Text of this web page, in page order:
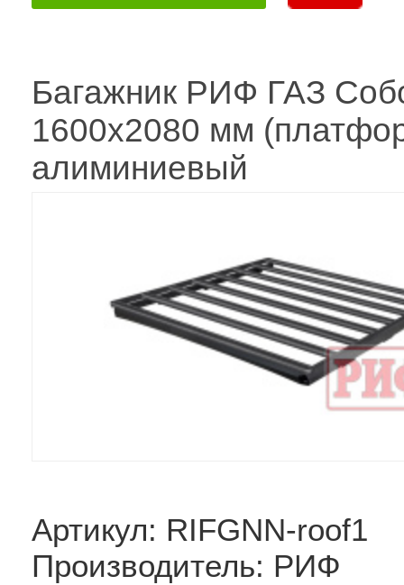
Багажник РИФ ГАЗ
1600х2080 мм
алиминиевый
Артикул: RIFGNN-roof1
Производитель: РИФ